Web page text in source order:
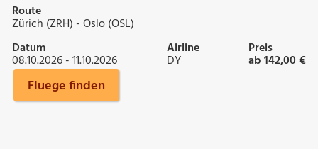
Route
Zürich (ZRH) - Oslo (OSL)
Datum
08.10.2026 - 11.10.2026
Airline
DY
Preis
ab 142,00 €
Fluege finden